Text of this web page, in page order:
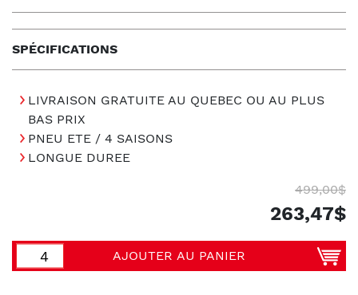
SPÉCIFICATIONS
LIVRAISON GRATUITE AU QUEBEC OU AU PLUS
BAS PRIX
PNEU ETE / 4 SAISONS
LONGUE DUREE
499,00$
263,47$
AJOUTER AU PANIER